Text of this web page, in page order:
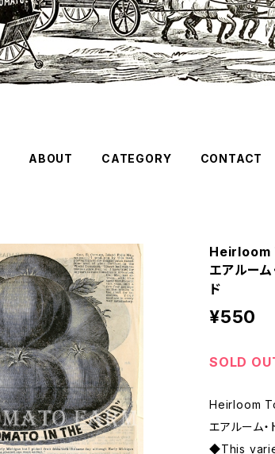
ABOUT CATEGORY CONTACT
エアルーム
ド
¥550
SOLD
Heirloom
エアルーム・
◆This